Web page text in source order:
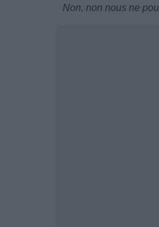
Non, non nous ne